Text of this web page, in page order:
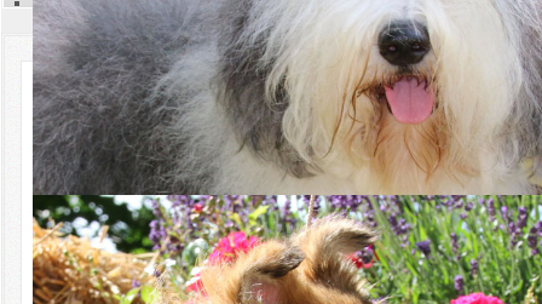
Aktuelles
Termine
Rassen
Zucht
Hüten
Übersicht
Suchen
Ebene
Kategorie: Terminschutz Hueten und Sport
Sortiert nach:
Name
| Downloads
Checkliste für die Organisation von Hüteveranstaltungen im
CfBrHStand 08.2025Beliebt
Download